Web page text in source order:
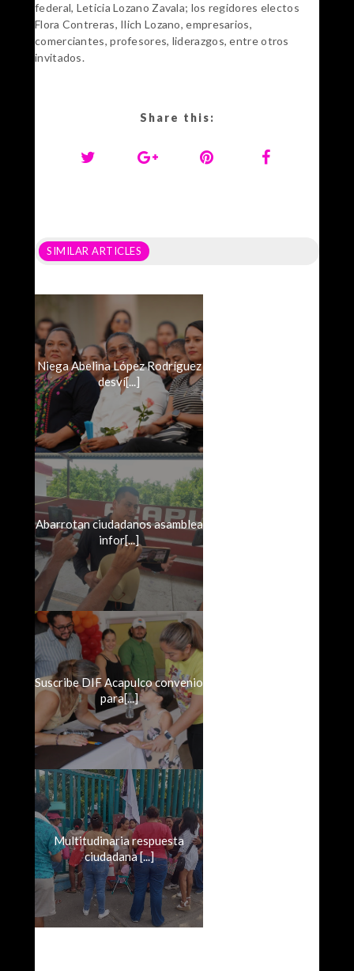
federal, Leticia Lozano Zavala; los regidores electos
Flora Contreras, Ilich Lozano, empresarios,
comerciantes, profesores, liderazgos, entre otros
invitados.
Share this:
SIMILAR ARTICLES
Niega Abelina López Rodríguez
desví[...]
Abarrotan ciudadanos asamblea
infor[...]
Suscribe DIF Acapulco convenio
para[...]
Multitudinaria respuesta
ciudadana [...]